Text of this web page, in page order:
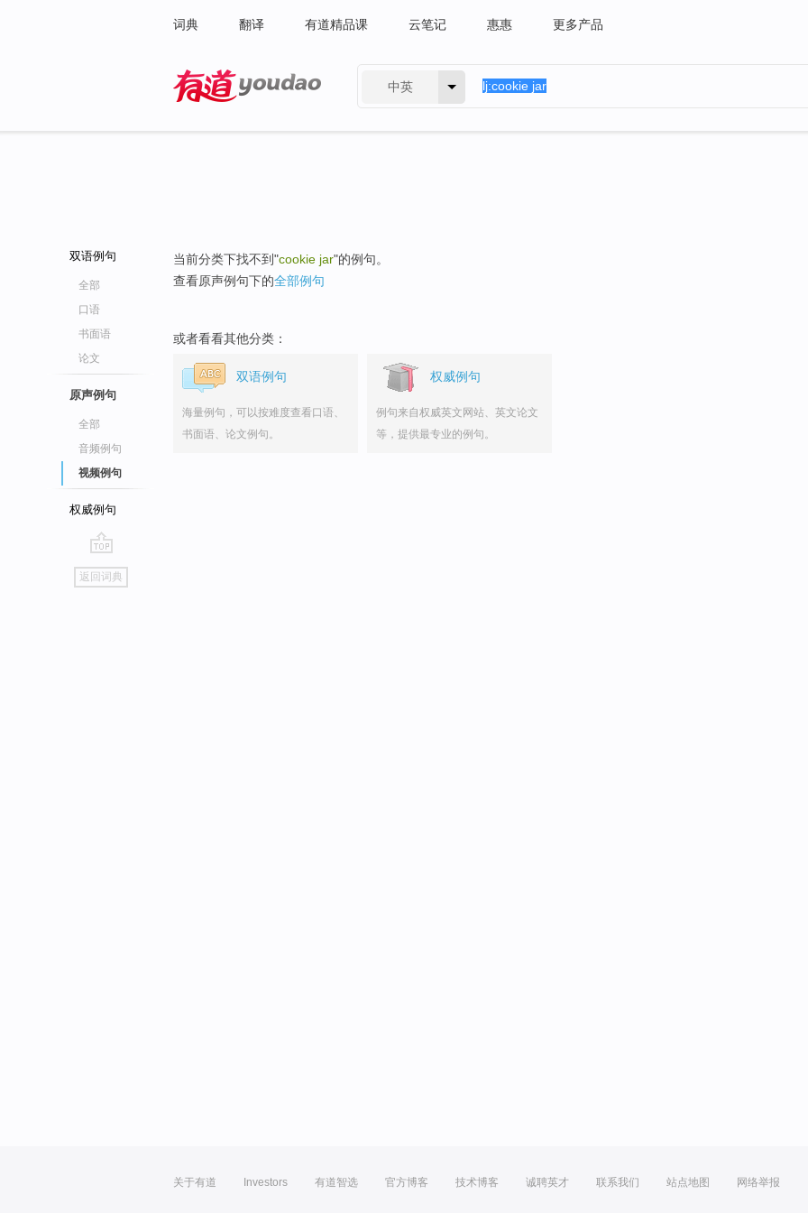
词典 翻译 有道精品课 云笔记 惠惠 更多产品
中英
双语例句
全部
口语
书面语
论文
原声例句
全部
音频例句
视频例句
权威例句
go
top
返回词典
当前分类下找不到"cookie jar"的例句。
查看原声例句下的全部例句
或者看看其他分类：
双语例句
海量例句，可以按难度查看口语、
书面语、论文例句。
权威例句
例句来自权威英文网站、英文论文
等，提供最专业的例句。
关于有道 Investors 有道智选 官方博客 技术博客 诚聘英才 联系我们 站点地图 网络举报